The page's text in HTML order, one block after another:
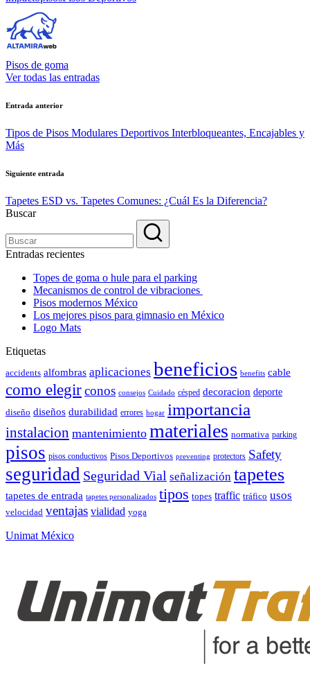
Pisos de goma
Ver todas las entradas
Navegación
de
entradas
Entrada anterior
Tipos de Pisos Modulares Deportivos Interbloqueantes, Encajables y
Más
Siguiente entrada
Tapetes ESD vs. Tapetes Comunes: ¿Cuál Es la Diferencia?
Buscar
Entradas recientes
Topes de goma o hule para el parking
Mecanismos de control de vibraciones
Pisos modernos México
Los mejores pisos para gimnasio en México
Logo Mats
Etiquetas
accidents alfombras aplicaciones beneficios benefits cable
como elegirconos consejos Cuidado césped decoracion deporte
diseño diseños durabilidad errores hogar importancia
instalacion mantenimiento materiales normativa parking
pisos pisos conductivos Pisos Deportivos preventing protectors Safety
seguridad Seguridad Vial señalización tapetes
tapetes de entrada tapetes personalizados tipos topes traffic tráfico usos
velocidad ventajas vialidad yoga
Unimat México